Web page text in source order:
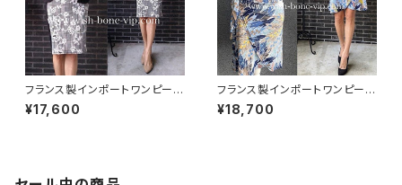
フランス製インポートワンピース
｜LONKEL PARIS｜タイトワン
ピース｜ジャージワンピース/白
¥17,600
フランス製インポートワンピース
｜FIFILLES de PARIS フィフィ
ーユ・パリ｜プリントワンピース
¥18,700